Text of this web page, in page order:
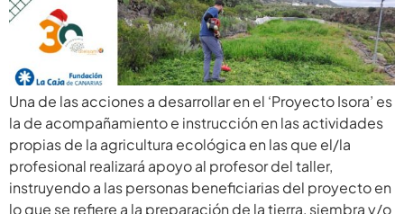
Una de las acciones a desarrollar en el ‘Proyecto Isora’ es
la de acompañamiento e instrucción en las actividades
propias de la agricultura ecológica en las que el/la
profesional realizará apoyo al profesor del taller,
instruyendo a las personas beneficiarias del proyecto en
lo que se refiere a la preparación de la tierra, siembra y/o